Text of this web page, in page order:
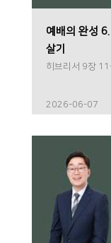
예배의 완성
살기
히브리서 9장
2026-06-07